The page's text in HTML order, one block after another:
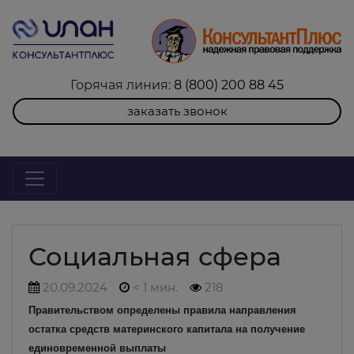
Горячая линия: 8 (800) 200 88 45
заказать звонок
Социальная сфера
20.09.2024 < 1 мин. 218
Правительством определены правила направления
остатка средств материнского капитала на получение
единовременной выплаты